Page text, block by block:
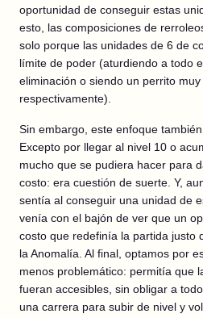
oportunidad de conseguir estas
esto, las composiciones de
solo porque las unidades de 6 de
límite de poder (aturdiendo a todo
eliminación o siendo un perrito
respectivamente).
Sin embargo, este enfoque
Excepto por llegar al nivel 10 o
mucho que se pudiera hacer para
costo: era cuestión de suerte. Y,
sentía al conseguir una unidad de
venía con el bajón de ver que un
costo que redefinía la partida justo
la Anomalía. Al final, optamos por
menos problemático: permitía que
fueran accesibles, sin obligar a
una carrera para subir de nivel y